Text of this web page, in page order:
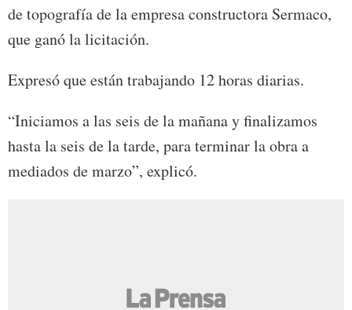
de topografía de la empresa constructora Sermaco,
que ganó la licitación.
Expresó que están trabajando 12 horas diarias.
“Iniciamos a las seis de la mañana y finalizamos
hasta la seis de la tarde, para terminar la obra a
mediados de marzo”, explicó.